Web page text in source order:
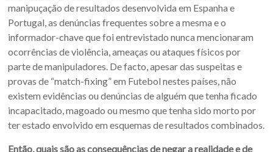
manipuçação de resultados desenvolvida em Espanha e
Portugal, as denúncias frequentes sobre a mesma e o
informador-chave que foi entrevistado nunca mencionaram
ocorrências de violência, ameaças ou ataques físicos por
parte de manipuladores. De facto, apesar das suspeitas e
provas de “match-fixing” em Futebol nestes países, não
existem evidências ou denúncias de alguém que tenha ficado
incapacitado, magoado ou mesmo que tenha sido morto por
ter estado envolvido em esquemas de resultados combinados.
Então, quais são as consequências de negar a realidade e de